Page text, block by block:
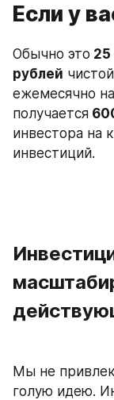
Если у
Обычно это
рублей
ежемесячно
получается
инвестора на
инвестиций.
Мы не
голую идею.